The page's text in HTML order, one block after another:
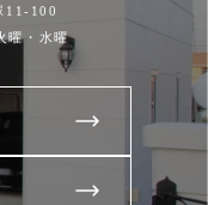
11-100
曜・水曜